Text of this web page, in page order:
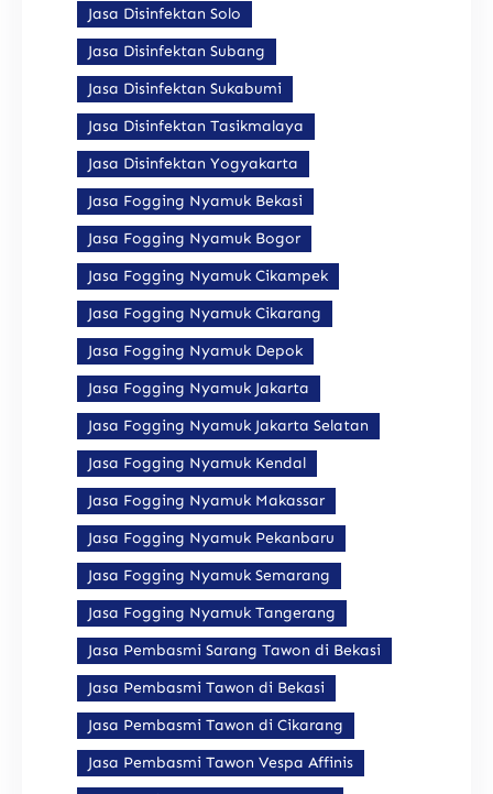
Jasa Disinfektan Solo
Jasa Disinfektan Subang
Jasa Disinfektan Sukabumi
Jasa Disinfektan Tasikmalaya
Jasa Disinfektan Yogyakarta
Jasa Fogging Nyamuk Bekasi
Jasa Fogging Nyamuk Bogor
Jasa Fogging Nyamuk Cikampek
Jasa Fogging Nyamuk Cikarang
Jasa Fogging Nyamuk Depok
Jasa Fogging Nyamuk Jakarta
Jasa Fogging Nyamuk Jakarta Selatan
Jasa Fogging Nyamuk Kendal
Jasa Fogging Nyamuk Makassar
Jasa Fogging Nyamuk Pekanbaru
Jasa Fogging Nyamuk Semarang
Jasa Fogging Nyamuk Tangerang
Jasa Pembasmi Sarang Tawon di Bekasi
Jasa Pembasmi Tawon di Bekasi
Jasa Pembasmi Tawon di Cikarang
Jasa Pembasmi Tawon Vespa Affinis